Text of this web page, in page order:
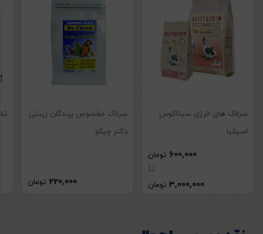
سرلاک های انرژی سیتاکوس
اسپانیا
600,000 تومان
تا
3,000,000 تومان
سرلاک مخصوص پرندگان زینتی
دکتر چیکو
220,000 تومان